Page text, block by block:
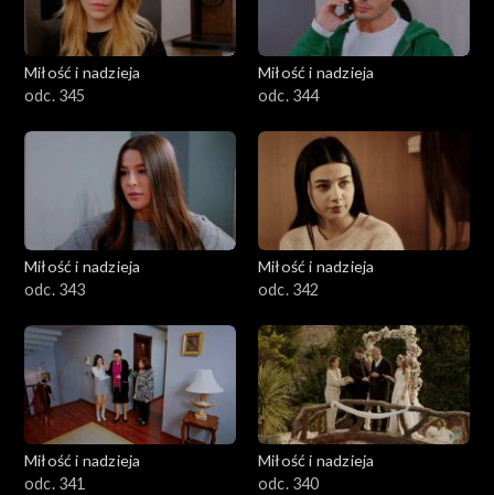
Miłość i nadzieja
odc. 345
Miłość i nadzieja
odc. 344
Miłość i nadzieja
odc. 343
Miłość i nadzieja
odc. 342
Miłość i nadzieja
odc. 341
Miłość i nadzieja
odc. 340